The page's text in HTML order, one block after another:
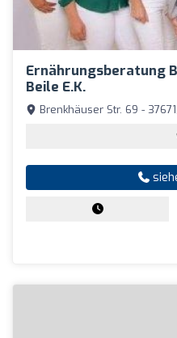
Ernährungsberatung
Beile E.K.
Brenkhäuser Str. 69 -